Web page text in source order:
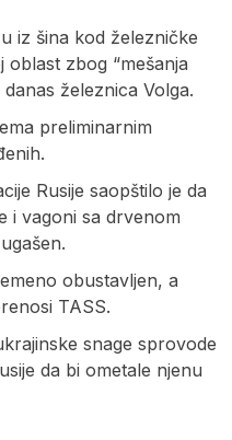
iz šina kod železničke
zbog “mešanja
železnica Volga.
preliminarnim
Rusije saopštilo je da
i vagoni sa drvenom
obustavljen, a
TASS.
snage sprovode
da bi ometale njenu